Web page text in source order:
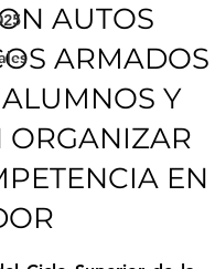
AUTOS
ARMADOS
Y
ORGANIZAR
EN
5 estrellas.